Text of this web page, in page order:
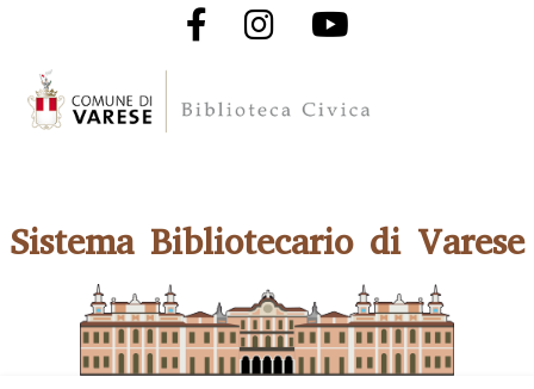
Sistema Bibliotecario di Varese